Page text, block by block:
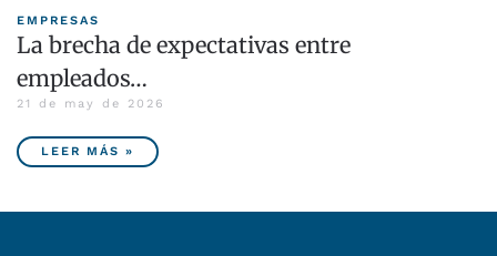
EMPRESAS
La brecha de expectativas entre
empleados…
21 de may de 2026
LEER MÁS »